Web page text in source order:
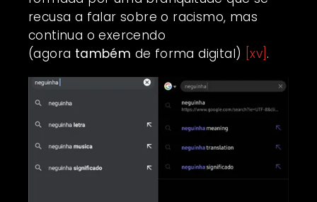
recusa a falar sobre o racismo, mas
continua o exercendo
(agora também de forma digital) [xv] .